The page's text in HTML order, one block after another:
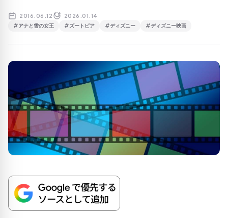
2016.06.12 2026.01.14
#アナと雪の女王 #ズートピア #ディズニー #ディズニー映画